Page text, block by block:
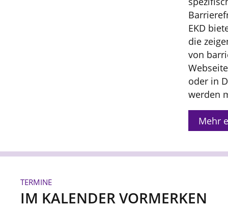
EKD
die
von
oder in
werden
Mehr
TERMINE
IM KALENDER VORMERKEN